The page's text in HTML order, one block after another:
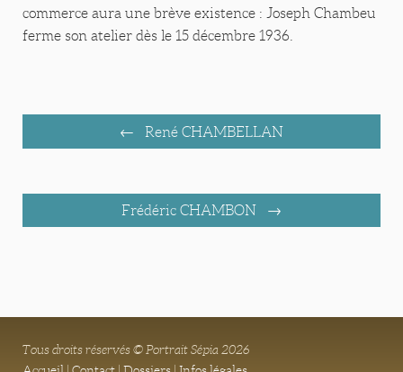
commerce aura une brève existence : Joseph Chambeu
ferme son atelier dès le 15 décembre 1936.
René CHAMBELLAN
Frédéric CHAMBON
Tous droits réservés © Portrait Sépia 2026